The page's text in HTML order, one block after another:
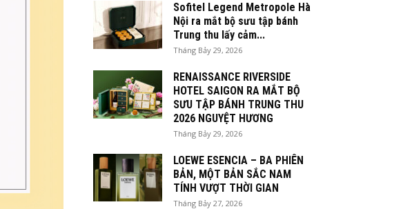
Sofitel Legend Metropole Hà
Nội ra mắt bộ sưu tập bánh
Trung thu lấy cảm...
Tháng Bảy 29, 2026
RENAISSANCE RIVERSIDE
HOTEL SAIGON RA MẮT BỘ
SƯU TẬP BÁNH TRUNG THU
2026 NGUYỆT HƯƠNG
Tháng Bảy 29, 2026
LOEWE ESENCIA – BA PHIÊN
BẢN, MỘT BẢN SẮC NAM
TÍNH VƯỢT THỜI GIAN
Tháng Bảy 27, 2026